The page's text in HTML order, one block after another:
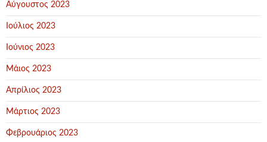
Αύγουστος 2023
Ιούλιος 2023
Ιούνιος 2023
Μάιος 2023
Απρίλιος 2023
Μάρτιος 2023
Φεβρουάριος 2023